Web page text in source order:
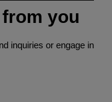
you
inquiries or engage in